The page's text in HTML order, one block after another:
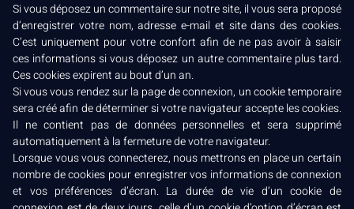
Si vous déposez un commentaire sur notre site, il vous sera proposé
d’enregistrer votre nom, adresse e-mail et site dans des cookies.
C’est uniquement pour votre confort afin de ne pas avoir à saisir
ces informations si vous déposez un autre commentaire plus tard.
Ces cookies expirent au bout d’un an.
Si vous vous rendez sur la page de connexion, un cookie temporaire
sera créé afin de déterminer si votre navigateur accepte les cookies.
Il ne contient pas de données personnelles et sera supprimé
automatiquement à la fermeture de votre navigateur.
Lorsque vous vous connecterez, nous mettrons en place un certain
nombre de cookies pour enregistrer vos informations de connexion
et vos préférences d’écran. La durée de vie d’un cookie de